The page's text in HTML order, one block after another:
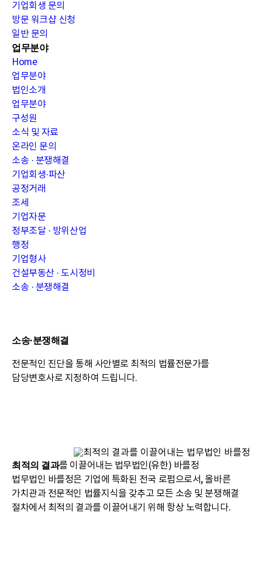
기업회생 문의
방문 워크샵 신청
일반 문의
업무분야
Home
업무분야
법인소개
업무분야
구성원
소식 및 자료
온라인 문의
소송 · 분쟁해결
기업회생·파산
공정거래
조세
기업자문
정부조달 · 방위산업
행정
기업형사
건설부동산 · 도시정비
소송 · 분쟁해결
소송·분쟁해결
전문적인 진단을 통해 사안별로 최적의 법률전문가를
담당변호사로 지정하여 드립니다.
최적의 결과를 이끌어내는 법무법인(유한) 바를정
법무법인 바를정은 기업에 특화된 전국 로펌으로서, 올바른
가치관과 전문적인 법률지식을 갖추고 모든 소송 및 분쟁해결
절차에서 최적의 결과를 이끌어내기 위해 항상 노력합니다.